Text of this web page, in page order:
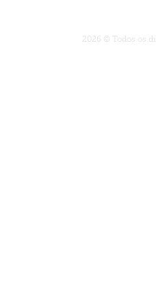
2026 © Todos os